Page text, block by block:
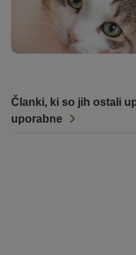
Članki, ki so jih ostali
uporabne